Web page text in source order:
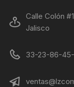
Calle Colón
Jalisco
33-23-86-